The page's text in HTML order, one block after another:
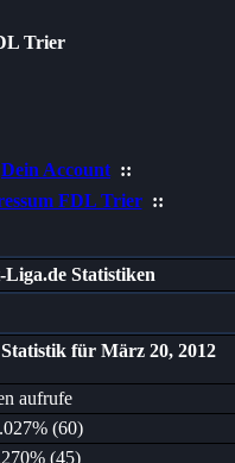
Trier
Dein Account ::
FDL Trier ::
Liga.de Statistiken
für März 20, 2012
aufrufe
(60)
(45)